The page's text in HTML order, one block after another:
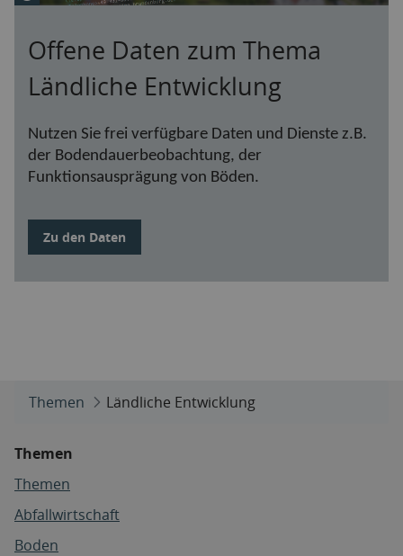
Offene Daten zum Thema
Ländliche Entwicklung
Nutzen Sie frei verfügbare Daten und Dienste z.B.
der Bodendauerbeobachtung, der
Funktionsausprägung von Böden.
Zu den Daten
Themen Ländliche Entwicklung
Themen
Themen
Abfallwirtschaft
Boden